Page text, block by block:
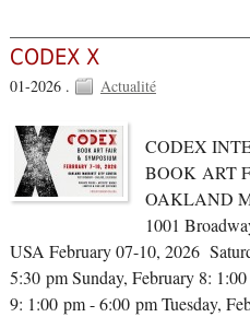
CODEX X
01-2026 . Actualité
CODEX
BOOK ART
OAKLAND
1001
USA February 07-10, 2026
5:30 pm Sunday, February 8:
9: 1:00 pm - 6:00 pm Tuesday,